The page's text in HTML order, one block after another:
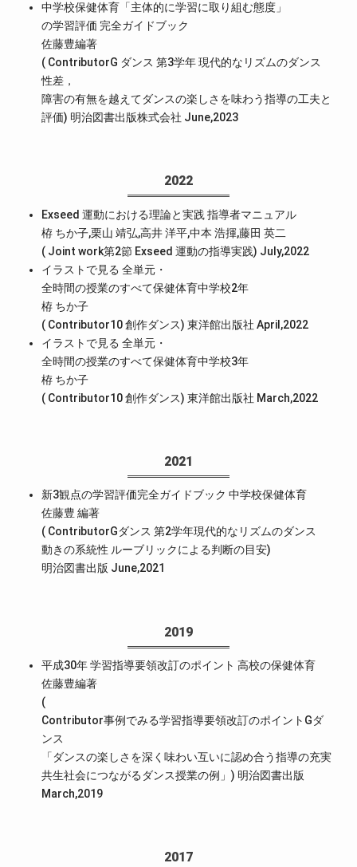
中学校保健体育「主体的に学習に取り組む態度」
の学習評価 完全ガイドブック
佐藤豊編著
( ContributorG ダンス 第3学年 現代的なリズムのダンス
性差，
障害の有無を越えてダンスの楽しさを味わう指導の工夫と
評価) 明治図書出版株式会社 June,2023
2022
Exseed 運動における理論と実践 指導者マニュアル
栫 ちか子,栗山 靖弘,高井 洋平,中本 浩揮,藤田 英二
( Joint work第2節 Exseed 運動の指導実践) July,2022
イラストで見る 全単元・
全時間の授業のすべて保健体育中学校2年
栫 ちか子
( Contributor10 創作ダンス) 東洋館出版社 April,2022
イラストで見る 全単元・
全時間の授業のすべて保健体育中学校3年
栫 ちか子
( Contributor10 創作ダンス) 東洋館出版社 March,2022
2021
新3観点の学習評価完全ガイドブック 中学校保健体育
佐藤豊 編著
( ContributorGダンス 第2学年現代的なリズムのダンス
動きの系統性 ルーブリックによる判断の目安)
明治図書出版 June,2021
2019
平成30年 学習指導要領改訂のポイント 高校の保健体育
佐藤豊編著
(
Contributor事例でみる学習指導要領改訂のポイントGダ
ンス
「ダンスの楽しさを深く味わい互いに認め合う指導の充実
共生社会につながるダンス授業の例」) 明治図書出版
March,2019
2017